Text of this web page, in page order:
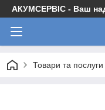
АКУМСЕРВІС - Ваш
Товари та послуги